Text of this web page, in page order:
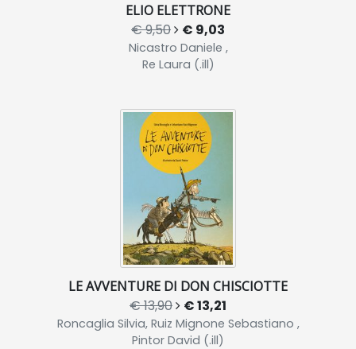
ELIO ELETTRONE
€ 9,50 € 9,03
Nicastro Daniele ,
Re Laura (.ill)
LE AVVENTURE DI DON CHISCIOTTE
€ 13,90 € 13,21
Roncaglia Silvia, Ruiz Mignone Sebastiano ,
Pintor David (.ill)